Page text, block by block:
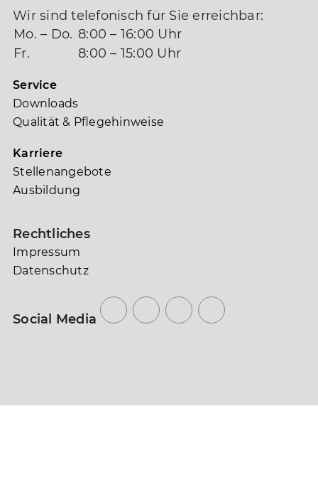
Wir sind telefonisch für Sie erreichbar:
Mo. – Do. 8:00 – 16:00 Uhr
Fr.
8:00 – 15:00 Uhr
Service
Downloads
Qualität & Pflegehinweise
Karriere
Stellenangebote
Ausbildung
Rechtliches
Impressum
Datenschutz
Social Media